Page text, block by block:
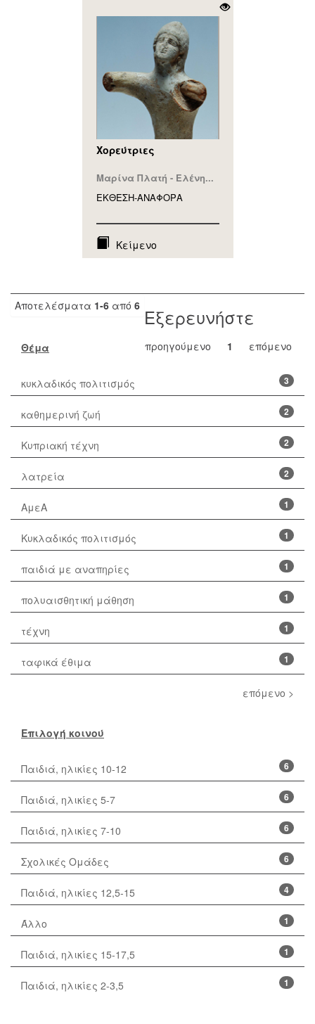
Χορεύτριες
Μαρίνα Πλατή - Ελένη...
ΕΚΘΕΣΗ-ΑΝΑΦΟΡA
Κείμενο
Αποτελέσματα 1-6 από 6
προηγούμενο 1 επόμενο
Εξερευνήστε
Θέμα
3
κυκλαδικός πολιτισμός
2
καθημερινή ζωή
2
Κυπριακή τέχνη
2
λατρεία
1
ΑμεΑ
1
Κυκλαδικός πολιτισμός
1
παιδιά με αναπηρίες
1
πολυαισθητική μάθηση
1
τέχνη
1
ταφικά έθιμα
επόμενο >
Επιλογή κοινού
6
Παιδιά, ηλικίες 10-12
6
Παιδιά, ηλικίες 5-7
6
Παιδιά, ηλικίες 7-10
6
Σχολικές Ομάδες
4
Παιδιά, ηλικίες 12,5-15
1
Άλλο
1
Παιδιά, ηλικίες 15-17,5
1
Παιδιά, ηλικίες 2-3,5